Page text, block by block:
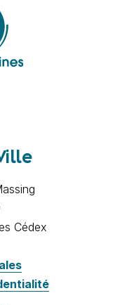
Cédex